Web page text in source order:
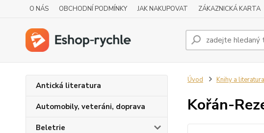
O NÁS OBCHODNÍ PODMÍNKY JAK NAKUPOVAT ZÁKAZNICKÁ KARTA
Antická literatura
Automobily, veteráni, doprava
Beletrie
Úvod Knihy a
Kořán-